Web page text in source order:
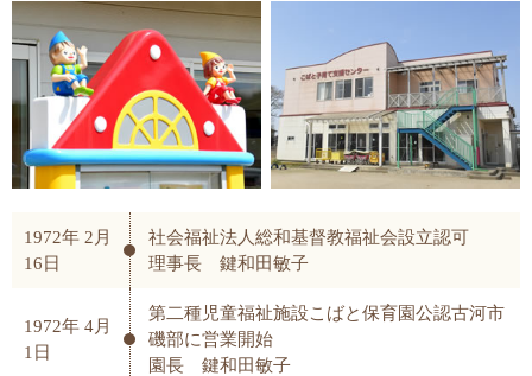
1972年 2月
16日
社会福祉法人総和基督教福祉会設立認可
理事長 鍵和田敏子
1972年 4月
1日
第二種児童福祉施設こばと保育園公認古河市
磯部に営業開始
園長 鍵和田敏子